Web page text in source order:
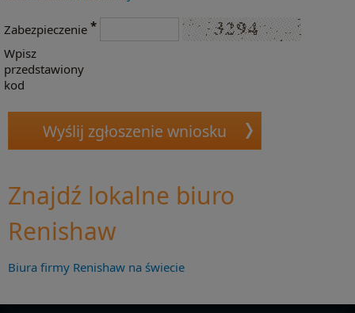
Zabezpieczenie *
Wpisz
przedstawiony
kod
Znajdź lokalne biuro
Renishaw
Biura firmy Renishaw na świecie